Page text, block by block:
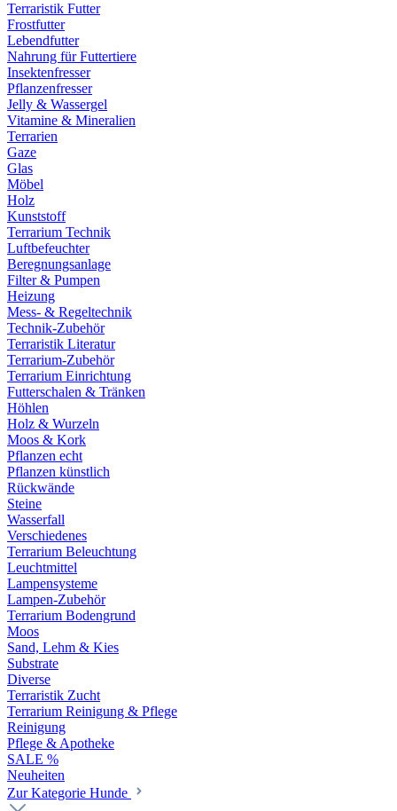
Terraristik Futter
Frostfutter
Lebendfutter
Nahrung für Futtertiere
Insektenfresser
Pflanzenfresser
Jelly & Wassergel
Vitamine & Mineralien
Terrarien
Gaze
Glas
Möbel
Holz
Kunststoff
Terrarium Technik
Luftbefeuchter
Beregnungsanlage
Filter & Pumpen
Heizung
Mess- & Regeltechnik
Technik-Zubehör
Terraristik Literatur
Terrarium-Zubehör
Terrarium Einrichtung
Futterschalen & Tränken
Höhlen
Holz & Wurzeln
Moos & Kork
Pflanzen echt
Pflanzen künstlich
Rückwände
Steine
Wasserfall
Verschiedenes
Terrarium Beleuchtung
Leuchtmittel
Lampensysteme
Lampen-Zubehör
Terrarium Bodengrund
Moos
Sand, Lehm & Kies
Substrate
Diverse
Terraristik Zucht
Terrarium Reinigung & Pflege
Reinigung
Pflege & Apotheke
SALE %
Neuheiten
Zur Kategorie Hunde